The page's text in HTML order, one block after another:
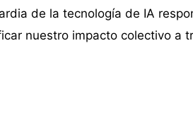
de la tecnología de IA
nuestro impacto colectivo a